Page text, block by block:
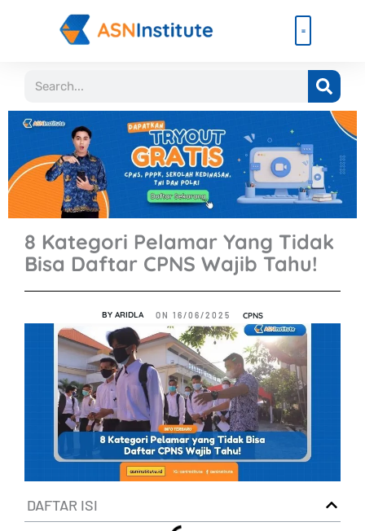
Search
8 Kategori Pelamar Yang Tidak
Bisa Daftar CPNS Wajib Tahu!
BY ARIDLA ON 16/06/2025 CPNS
DAFTAR ISI